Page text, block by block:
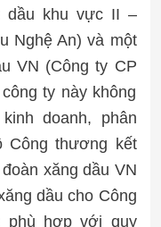
dầu khu vực II –
Nghệ An) và một
VN (Công ty CP
ty này không
doanh, phân
Công thương kết
xăng dầu VN
dầu cho Công
phù hợp với quy